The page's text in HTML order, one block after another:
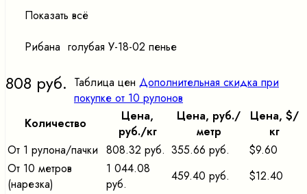
Показать всё
Рибана голубая У-18-02 пенье
808 руб. Таблица цен Дополнительная скидка при
покупке от 10 рулонов
Количество
Цена,
pуб./кг
Цена, pуб./
метр
Цена, $/
кг
От 1 рулона/пачки 808.32 руб. 355.66 руб.
$9.60
От 10 метров
(нарезка)
1 044.08
руб.
459.40 руб. $12.40